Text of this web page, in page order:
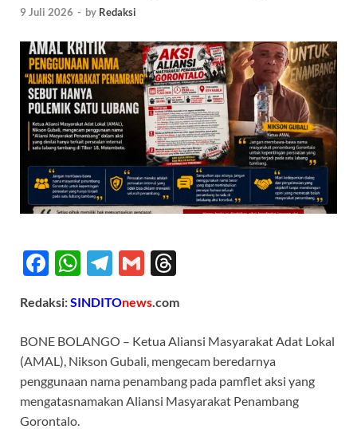
9 Juli 2026 - by Redaksi
F
e
b
o
o
k
W
at
s
A
p
p
T
e
gr
a
m
G
ail e
a
ds
Redaksi:SINDITOnews.com
BONE BOLANGO – Ketua Aliansi Masyarakat Adat Lokal
(AMAL), Nikson Gubali, mengecam beredarnya
penggunaan nama penambang pada pamflet aksi yang
mengatasnamakan Aliansi Masyarakat Penambang
Gorontalo.